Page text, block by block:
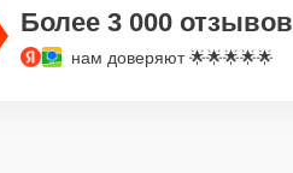
Более 3 000 отзывов
нам доверяют 🌟🌟🌟🌟🌟